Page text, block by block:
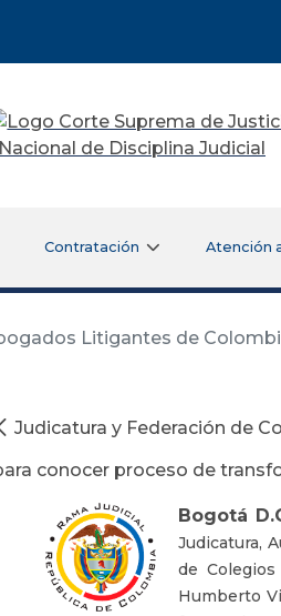
Contratación Atención
Litigantes de
Judicatura y Federación de
conocer proceso de
Bogotá
Judicatura,
de
Humberto